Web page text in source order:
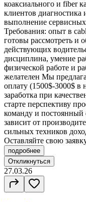
коаксиального и fiber
клиентов диагностика
выполнение
Требования: опыт в
готовы рассмотреть и
действующих
дисциплина, умение
физической работе и
желателен Мы
оплату (1500$-3000$ в
заработка при
старте перспективу
команду и постоянный
зависит от
сильных техников
Оставляйте свою
подробнее
Откликнуться
27.03.26